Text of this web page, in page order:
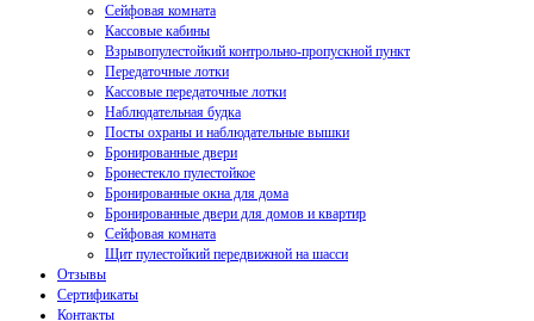
Сейфовая комната
Кассовые кабины
Взрывопулестойкий контрольно-пропускной пункт
Передаточные лотки
Кассовые передаточные лотки
Наблюдательная будка
Посты охраны и наблюдательные вышки
Бронированные двери
Бронестекло пулестойкое
Бронированные окна для дома
Бронированные двери для домов и квартир
Сейфовая комната
Щит пулестойкий передвижной на шасси
Отзывы
Сертификаты
Контакты